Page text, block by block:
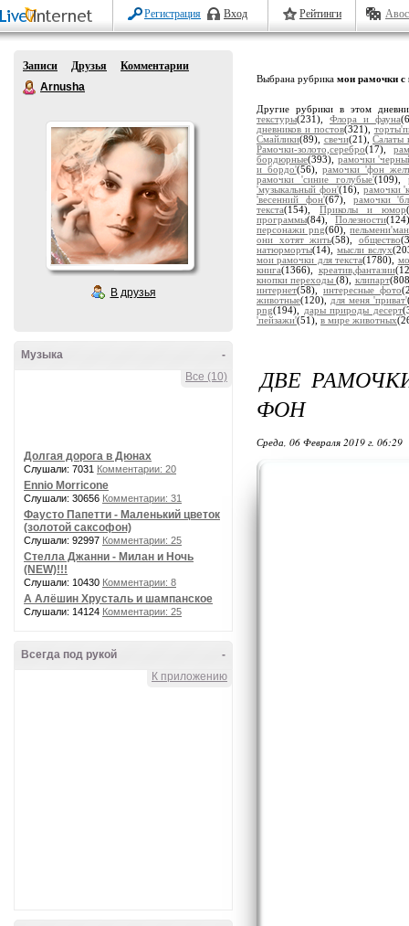
Регистрация Вход Рейтинги
Записи Друзья
Комментарии
Arnusha
В друзья
-
Музыка
Все (10)
Долгая дорога в Дюнах
Слушали: 7031 Комментарии: 20
Ennio Morricone
Слушали: 30656 Комментарии: 31
Фаусто Папетти - Маленький цветок
(золотой саксофон)
Слушали: 92997 Комментарии: 25
Стелла Джанни - Милан и Ночь
(NEW)!!!
Слушали: 10430 Комментарии: 8
А Алёшин Хрусталь и шампанское
Слушали: 14124 Комментарии: 25
-
Всегда под рукой
К приложению
Выбрана рубрика мои рамочки с
Другие рубрики в этом
текстуры(231), Флора и фауна
дневников и постов(321),
Смайлики(89), свечи(21),Салаты
Рамочки-золото,серебро(17),
бордюрные(393), рамочки
и бордо'(56),рамочки 'фон
рамочки 'синие голубые'(109),
'музыкальный фон'(16), рамочки
'весенний фон'(67), рамочки
текста(154), Приколы и юмор
программы(84),Полезности
персонажи png(60),
они хотят жить(58), общество
натюрморты(14),мысли вслух
мои рамочки для текста(1780),
книга(1366), креатив,фантазии
кнопки переходы(8), клипарт
интернет(58), интересные фото
животные(120), для меня 'приват'
png(194), дары природы десерт
'пейзажи'(51), в мире животных
ДВЕ
ФОН
Среда, 06 Февраля 2019 г. 06:29